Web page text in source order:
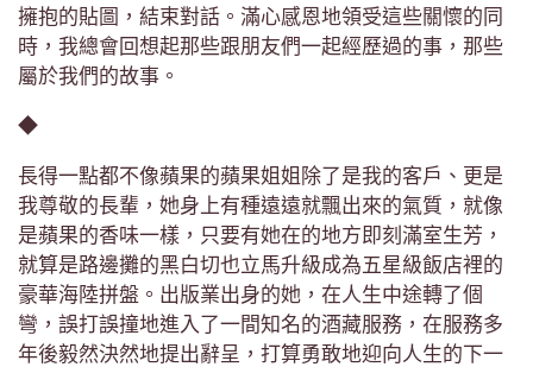
擁抱的貼圖，結束對話。滿心感恩地領受這些關懷的同
時，我總會回想起那些跟朋友們一起經歷過的事，那些
屬於我們的故事。
◆
長得一點都不像蘋果的蘋果姐姐除了是我的客戶、更是
我尊敬的長輩，她身上有種遠遠就飄出來的氣質，就像
是蘋果的香味一樣，只要有她在的地方即刻滿室生芳，
就算是路邊攤的黑白切也立馬升級成為五星級飯店裡的
豪華海陸拼盤。出版業出身的她，在人生中途轉了個
彎，誤打誤撞地進入了一間知名的酒藏服務，在服務多
年後毅然決然地提出辭呈，打算勇敢地迎向人生的下一